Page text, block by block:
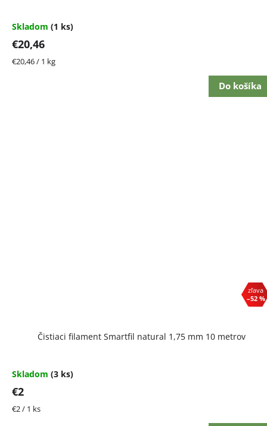
Skladom (1 ks)
€20,46
Jednotková
€20,46 / 1 kg
Do košíka
–52 %
Čistiaci filament Smartfil natural 1,75 mm 10 metrov
Skladom (3 ks)
€2
Jednotková
€2 / 1 ks